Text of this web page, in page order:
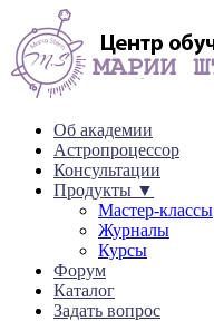
Об академии
Астропроцессор
Консультации
Продукты ▼
Мастер-классы
Журналы
Курсы
Форум
Каталог
Задать вопрос